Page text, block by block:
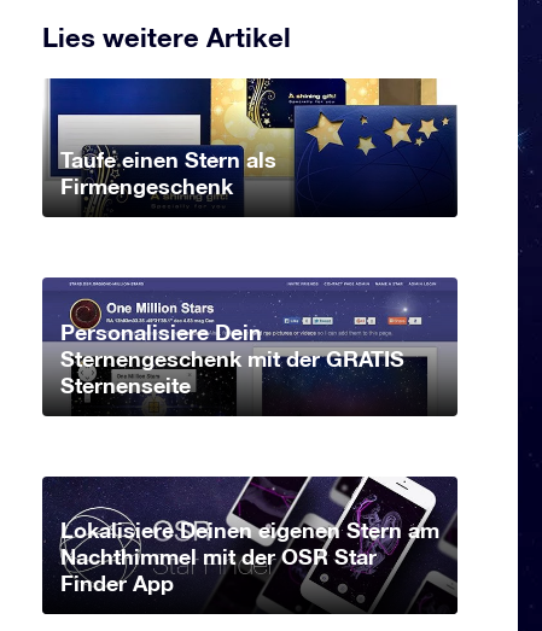
Lies weitere Artikel
Taufe einen Stern als
Firmengeschenk
Personalisiere Dein
Sternengeschenk mit der GRATIS
Sternenseite
Lokalisiere Deinen eigenen Stern am
Nachthimmel mit der OSR Star
Finder App